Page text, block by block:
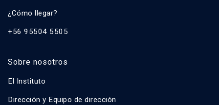
¿Cómo llegar?
+56 95504 5505
Sobre nosotros
El Instituto
Dirección y Equipo de dirección